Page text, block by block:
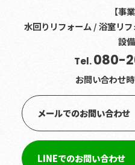
【事
水回りリフォーム / 浴室リ
設
Tel. 080-
お問い合わせ
メールでのお問い合わせ
LINEでのお問い合わせ